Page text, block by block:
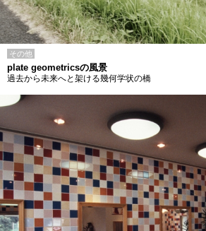
その他
plate geometricsの風景
過去から未来へと架ける幾何学状の橋